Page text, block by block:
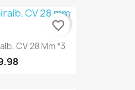
CV 28 Mm *3
favorite_border